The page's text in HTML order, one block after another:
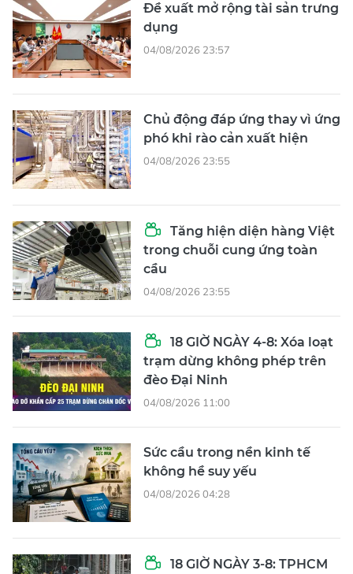
Đề xuất mở rộng tài sản trưng
dụng
04/08/2026 23:57
Chủ động đáp ứng thay vì ứng
phó khi rào cản xuất hiện
04/08/2026 23:55
Tăng hiện diện hàng Việt
trong chuỗi cung ứng toàn
cầu
04/08/2026 23:55
18 GIỜ NGÀY 4-8: Xóa loạt
trạm dừng không phép trên
đèo Đại Ninh
04/08/2026 11:00
Sức cầu trong nền kinh tế
không hề suy yếu
04/08/2026 04:28
18 GIỜ NGÀY 3-8: TPHCM